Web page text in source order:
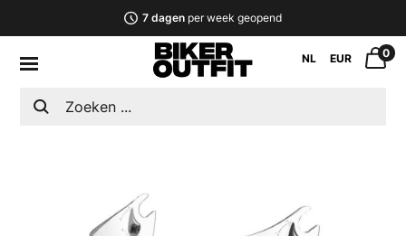
7 dagenper week geopend
NL EUR 0